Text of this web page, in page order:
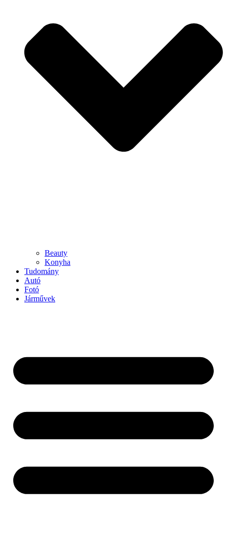
Beauty
Konyha
Tudomány
Autó
Fotó
Járművek